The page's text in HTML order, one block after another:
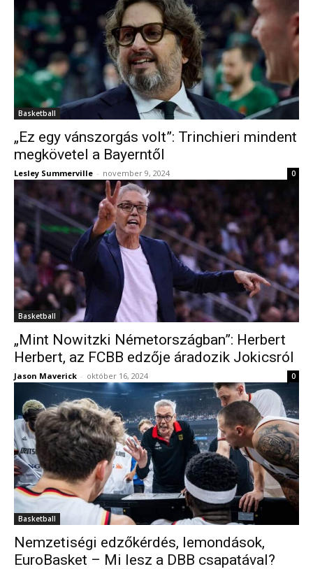
Basketball
„Ez egy vánszorgás volt”: Trinchieri mindent
megkövetel a Bayerntől
Lesley Summerville - november 9, 2024 0
Basketball
„Mint Nowitzki Németországban”: Herbert
Herbert, az FCBB edzője áradozik Jokicsról
Jason Maverick - október 16, 2024 0
Basketball
Nemzetiségi edzőkérdés, lemondások,
EuroBasket – Mi lesz a DBB csapatával?